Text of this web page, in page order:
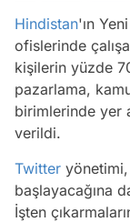
Hindistan'ın
ofislerinde
kişilerin yüzde
pazarlama,
birimlerinde yer
verildi.
Twitter yönetimi,
başlayacağına
İşten